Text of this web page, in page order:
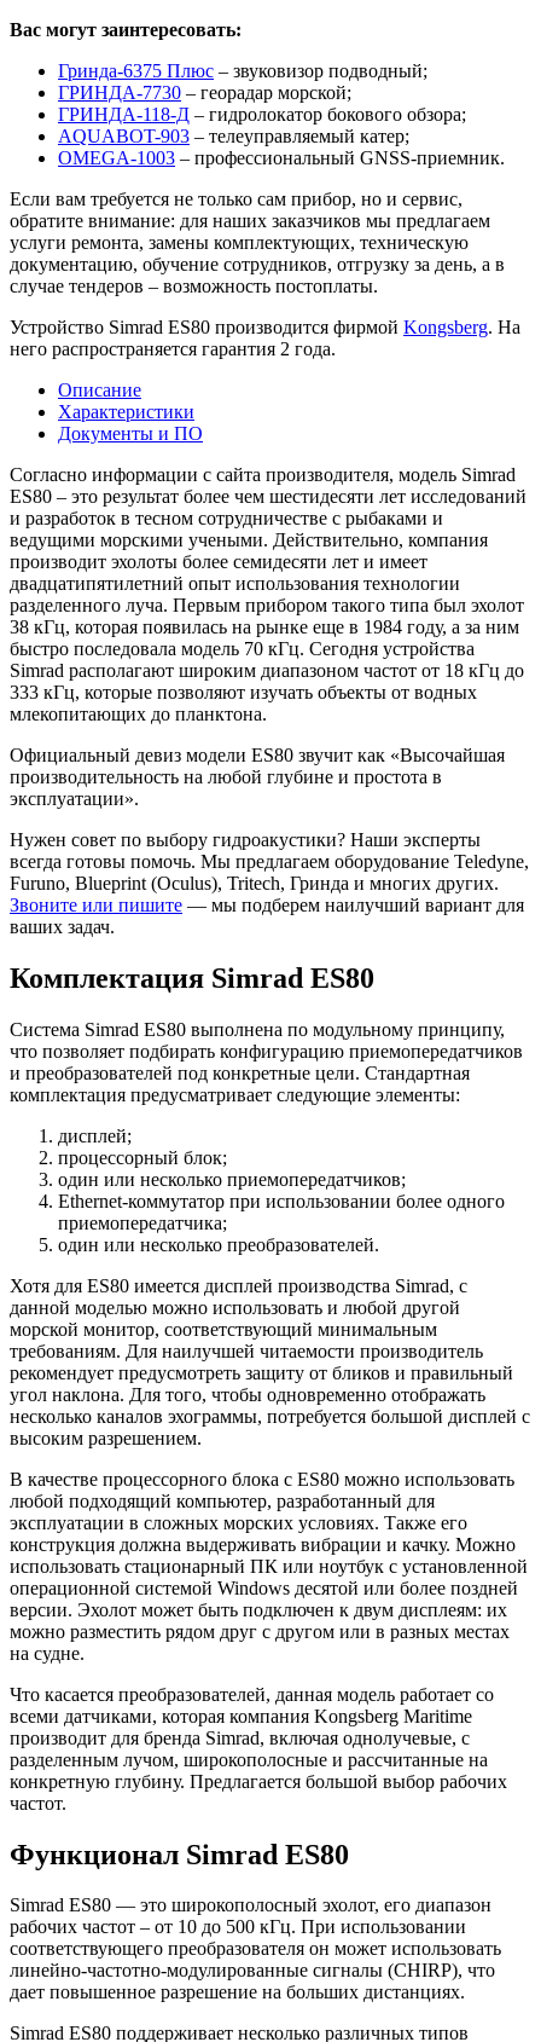
Вас могут заинтересовать:
Гринда-6375 Плюс – звуковизор подводный;
ГРИНДА-7730 – георадар морской;
ГРИНДА-118-Д – гидролокатор бокового обзора;
AQUABOT-903 – телеуправляемый катер;
OMEGA-1003 – профессиональный GNSS-приемник.
Если вам требуется не только сам прибор, но и сервис,
обратите внимание: для наших заказчиков мы предлагаем
услуги ремонта, замены комплектующих, техническую
документацию, обучение сотрудников, отгрузку за день, а в
случае тендеров – возможность постоплаты.
Устройство Simrad ES80 производится фирмой Kongsberg. На
него распространяется гарантия 2 года.
Описание
Характеристики
Документы и ПО
Согласно информации с сайта производителя, модель Simrad
ES80 – это результат более чем шестидесяти лет исследований
и разработок в тесном сотрудничестве с рыбаками и
ведущими морскими учеными. Действительно, компания
производит эхолоты более семидесяти лет и имеет
двадцатипятилетний опыт использования технологии
разделенного луча. Первым прибором такого типа был эхолот
38 кГц, которая появилась на рынке еще в 1984 году, а за ним
быстро последовала модель 70 кГц. Сегодня устройства
Simrad располагают широким диапазоном частот от 18 кГц до
333 кГц, которые позволяют изучать объекты от водных
млекопитающих до планктона.
Официальный девиз модели ES80 звучит как «Высочайшая
производительность на любой глубине и простота в
эксплуатации».
Нужен совет по выбору гидроакустики? Наши эксперты
всегда готовы помочь. Мы предлагаем оборудование Teledyne,
Furuno, Blueprint (Oculus), Tritech, Гринда и многих других.
Звоните или пишите — мы подберем наилучший вариант для
ваших задач.
Комплектация Simrad ES80
Система Simrad ES80 выполнена по модульному принципу,
что позволяет подбирать конфигурацию приемопередатчиков
и преобразователей под конкретные цели. Стандартная
комплектация предусматривает следующие элементы:
дисплей;
процессорный блок;
один или несколько приемопередатчиков;
Ethernet-коммутатор при использовании более одного
приемопередатчика;
один или несколько преобразователей.
Хотя для ES80 имеется дисплей производства Simrad, с
данной моделью можно использовать и любой другой
морской монитор, соответствующий минимальным
требованиям. Для наилучшей читаемости производитель
рекомендует предусмотреть защиту от бликов и правильный
угол наклона. Для того, чтобы одновременно отображать
несколько каналов эхограммы, потребуется большой дисплей с
высоким разрешением.
В качестве процессорного блока с ES80 можно использовать
любой подходящий компьютер, разработанный для
эксплуатации в сложных морских условиях. Также его
конструкция должна выдерживать вибрации и качку. Можно
использовать стационарный ПК или ноутбук с установленной
операционной системой Windows десятой или более поздней
версии. Эхолот может быть подключен к двум дисплеям: их
можно разместить рядом друг с другом или в разных местах
на судне.
Что касается преобразователей, данная модель работает со
всеми датчиками, которая компания Kongsberg Maritime
производит для бренда Simrad, включая однолучевые, с
разделенным лучом, широкополосные и рассчитанные на
конкретную глубину. Предлагается большой выбор рабочих
частот.
Функционал Simrad ES80
Simrad ES80 — это широкополосный эхолот, его диапазон
рабочих частот – от 10 до 500 кГц. При использовании
соответствующего преобразователя он может использовать
линейно-частотно-модулированные сигналы (CHIRP), что
дает повышенное разрешение на больших дистанциях.
Simrad ES80 поддерживает несколько различных типов